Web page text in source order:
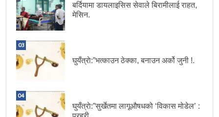
बर्दियामा डायलाइसिस सेवाले बिरामीलाई राहत,
मेसिन.
03
घुयँत्राे:”भत्काउन ठेक्का, बनाउन अर्को जुनी !.
04
घुयँत्राे:”सुर्खेतमा लागूऔषधको ‘विकास मोडेल’ :